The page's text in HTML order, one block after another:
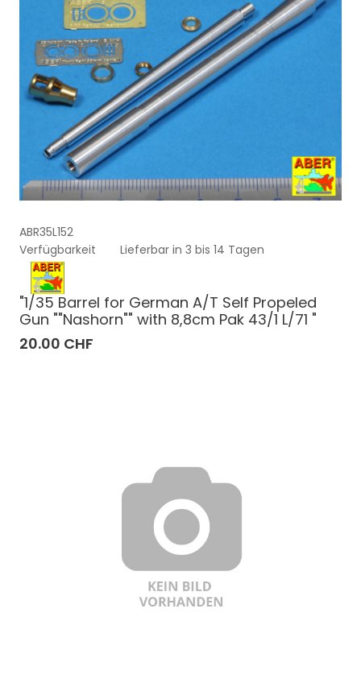
ABR35L152
Verfügbarkeit
Lieferbar in 3 bis 14 Tagen
"1/35 Barrel for German A/T Self Propeled
Gun ""Nashorn"" with 8,8cm Pak 43/1 L/71 "
20.00 CHF